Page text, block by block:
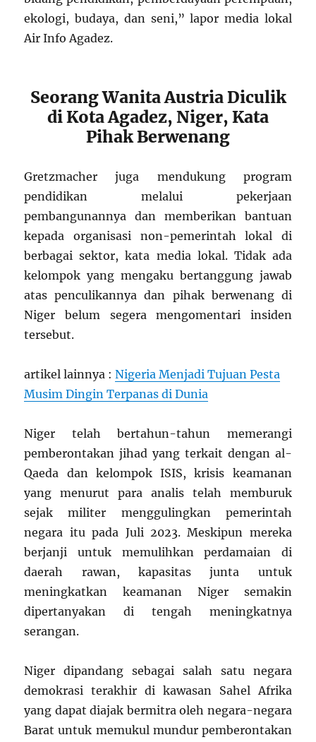
ekologi, budaya, dan seni,” lapor media lokal
Air Info Agadez.
Seorang Wanita Austria Diculik
di Kota Agadez, Niger, Kata
Pihak Berwenang
Gretzmacher juga mendukung program
pendidikan melalui pekerjaan
pembangunannya dan memberikan bantuan
kepada organisasi non-pemerintah lokal di
berbagai sektor, kata media lokal. Tidak ada
kelompok yang mengaku bertanggung jawab
atas penculikannya dan pihak berwenang di
Niger belum segera mengomentari insiden
tersebut.
artikel lainnya :Nigeria Menjadi Tujuan Pesta
Musim Dingin Terpanas di Dunia
Niger telah bertahun-tahun memerangi
pemberontakan jihad yang terkait dengan al-
Qaeda dan kelompok ISIS, krisis keamanan
yang menurut para analis telah memburuk
sejak militer menggulingkan pemerintah
negara itu pada Juli 2023. Meskipun mereka
berjanji untuk memulihkan perdamaian di
daerah rawan, kapasitas junta untuk
meningkatkan keamanan Niger semakin
dipertanyakan di tengah meningkatnya
serangan.
Niger dipandang sebagai salah satu negara
demokrasi terakhir di kawasan Sahel Afrika
yang dapat diajak bermitra oleh negara-negara
Barat untuk memukul mundur pemberontakan